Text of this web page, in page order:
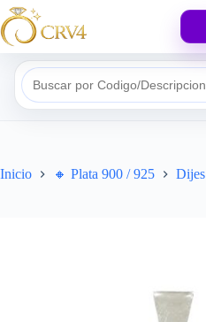
Buscar por Codigo/Descripcion
Inicio 🔸​ Plata 900 / 925 Dijes